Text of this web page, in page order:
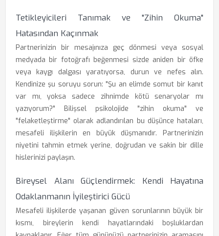
Tetikleyicileri Tanımak ve "Zihin Okuma"
Hatasından Kaçınmak
Partnerinizin bir mesajınıza geç dönmesi veya sosyal
medyada bir fotoğrafı beğenmesi sizde aniden bir öfke
veya kaygı dalgası yaratıyorsa, durun ve nefes alın.
Kendinize şu soruyu sorun: "Şu an elimde somut bir kanıt
var mı, yoksa sadece zihnimde kötü senaryolar mı
yazıyorum?" Bilişsel psikolojide "zihin okuma" ve
"felaketleştirme" olarak adlandırılan bu düşünce hataları,
mesafeli ilişkilerin en büyük düşmanıdır. Partnerinizin
niyetini tahmin etmek yerine, doğrudan ve sakin bir dille
hislerinizi paylaşın.
Bireysel Alanı Güçlendirmek: Kendi Hayatına
Odaklanmanın İyileştirici Gücü
Mesafeli ilişkilerde yaşanan güven sorunlarının büyük bir
kısmı, bireylerin kendi hayatlarındaki boşluklardan